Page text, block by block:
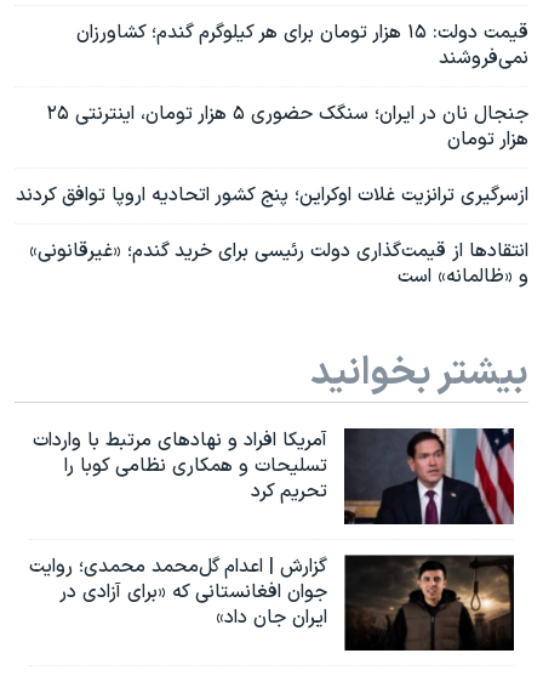
قیمت دولت: ۱۵ هزار تومان برای هر کیلوگرم گندم؛ کشاورزان
نمی‌فروشند
جنجال نان در ایران؛ سنگک حضوری ۵ هزار تومان، اینترنتی ۲۵
هزار تومان
ازسرگیری ترانزیت غلات اوکراین؛ پنج کشور اتحادیه اروپا توافق کردند
انتقادها از قیمت‌گذاری دولت رئیسی برای خرید گندم؛ «غیرقانونی»
و «ظالمانه» است
بیشتر بخوانید
آمریکا افراد و نهادهای مرتبط با واردات
تسلیحات و همکاری نظامی کوبا را
تحریم کرد
گزارش | اعدام گل‌محمد محمدی؛ روایت
جوان افغانستانی که «برای آزادی در
ایران جان داد»